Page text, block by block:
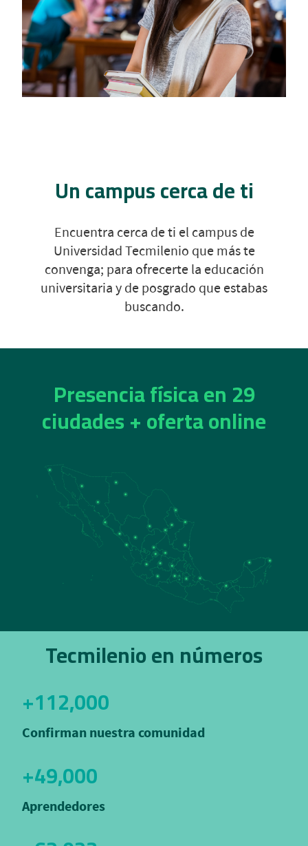
Un campus cerca de ti
Encuentra cerca de ti el campus de
Universidad Tecmilenio que más te
convenga; para ofrecerte la educación
universitaria y de posgrado que estabas
buscando.
Presencia física en 29
ciudades + oferta online
Tecmilenio en números
+112,000
Confirman nuestra comunidad
+49,000
Aprendedores